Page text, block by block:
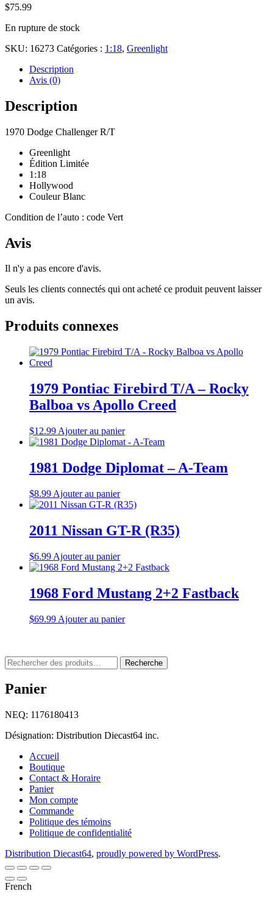
$75.99
En rupture de stock
SKU: 16273 Catégories : 1:18, Greenlight
Description
Avis (0)
Description
1970 Dodge Challenger R/T
Greenlight
Édition Limitée
1:18
Hollywood
Couleur Blanc
Condition de l’auto : code Vert
Avis
Il n'y a pas encore d'avis.
Seuls les clients connectés qui ont acheté ce produit peuvent laisser
un avis.
Produits connexes
1979 Pontiac Firebird T/A – Rocky
Balboa vs Apollo Creed
$12.99 Ajouter au panier
1981 Dodge Diplomat – A-Team
$8.99 Ajouter au panier
2011 Nissan GT-R (R35)
$6.99 Ajouter au panier
1968 Ford Mustang 2+2 Fastback
$69.99 Ajouter au panier
Rechercher
:
Recherche
Panier
NEQ: 1176180413
Désignation: Distribution Diecast64 inc.
Accueil
Boutique
Contact & Horaire
Panier
Mon compte
Commande
Politique des témoins
Politique de confidentialité
Distribution Diecast64, proudly powered by WordPress.
French